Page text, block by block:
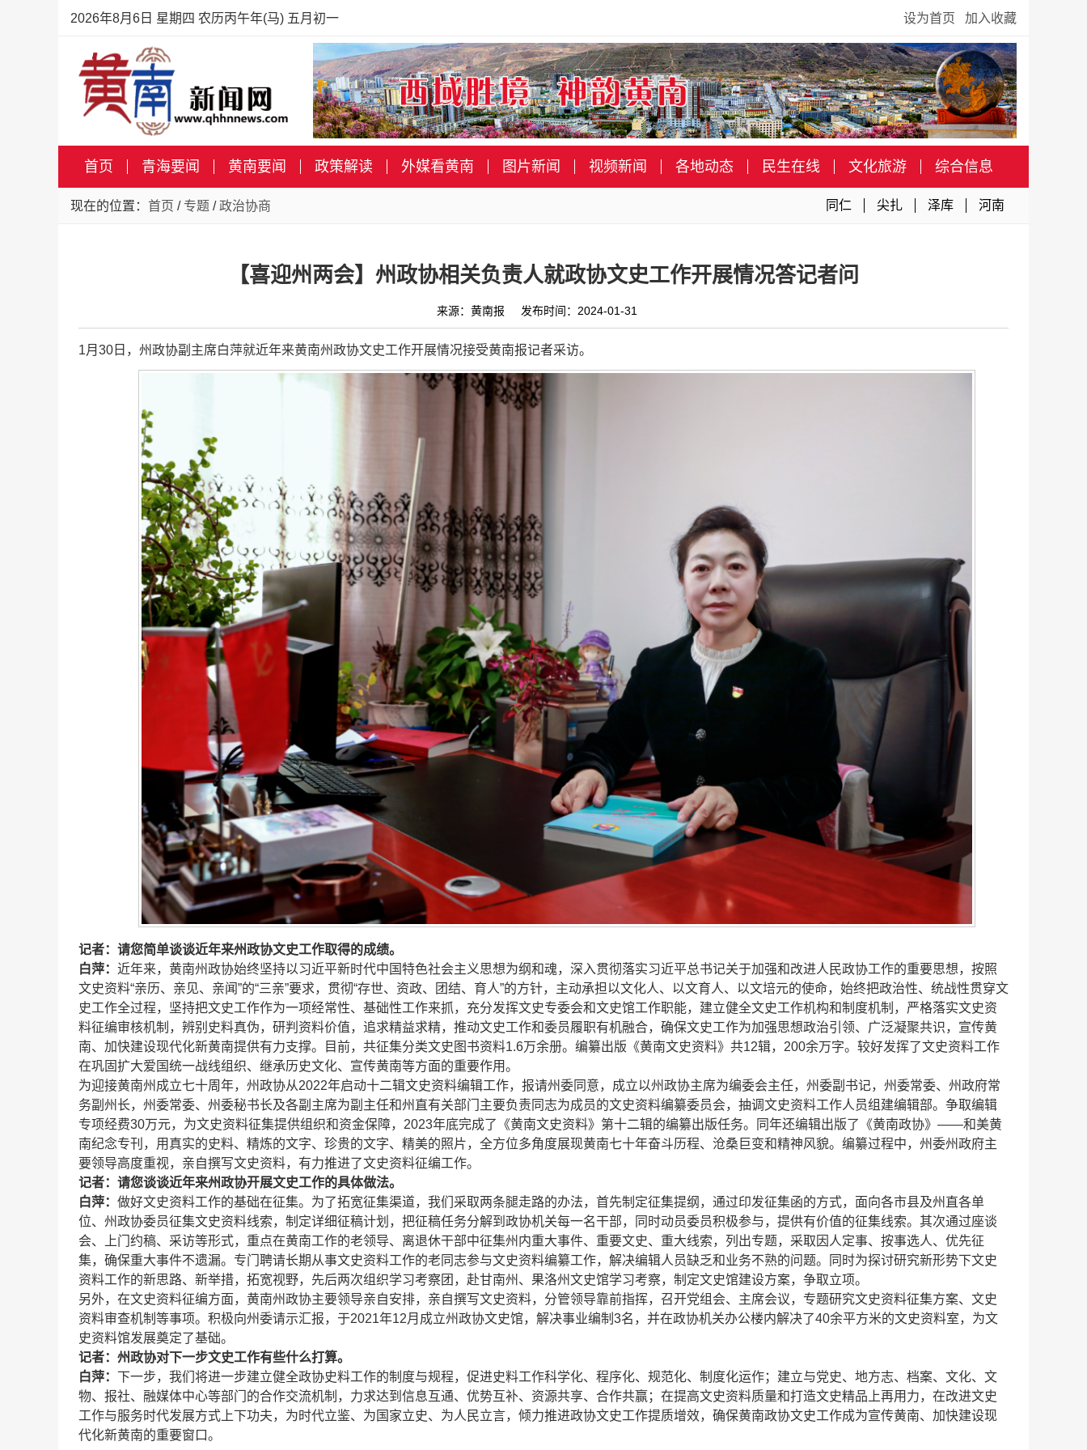
2026年8月6日 星期四 农历丙午年(马) 五月初一 设为首页 加入收藏
首页 青海要闻 黄南要闻 政策解读 外媒看黄南 图片新闻 视频新闻 各地动态 民生在线 文化旅游 综合信息
现在的位置： 首页 / 专题 /政治协商 同仁 尖扎 泽库 河南
【喜迎州两会】州政协相关负责人就政协文史工作开展情况答记者问
来源：黄南报 发布时间：2024-01-31
1月30日，州政协副主席白萍就近年来黄南州政协文史工作开展情况接受黄南报记者采访。
记者：请您简单谈谈近年来州政协文史工作取得的成绩。
白萍： 近年来，黄南州政协始终坚持以习近平新时代中国特色社会主义思想为纲和魂，深入贯彻落实习近平总书记关于加强和改进人民政协工作的重要思想，按照
文史资料“亲历、亲见、亲闻”的“三亲”要求，贯彻“存世、资政、团结、育人”的方针，主动承担以文化人、以文育人、以文培元的使命，始终把政治性、统战性贯穿文
史工作全过程，坚持把文史工作作为一项经常性、基础性工作来抓，充分发挥文史专委会和文史馆工作职能，建立健全文史工作机构和制度机制，严格落实文史资
料征编审核机制，辨别史料真伪，研判资料价值，追求精益求精，推动文史工作和委员履职有机融合，确保文史工作为加强思想政治引领、广泛凝聚共识，宣传黄
南、加快建设现代化新黄南提供有力支撑。目前，共征集分类文史图书资料1.6万余册。编纂出版《黄南文史资料》共12辑，200余万字。较好发挥了文史资料工作
在巩固扩大爱国统一战线组织、继承历史文化、宣传黄南等方面的重要作用。
为迎接黄南州成立七十周年，州政协从2022年启动十二辑文史资料编辑工作，报请州委同意，成立以州政协主席为编委会主任，州委副书记，州委常委、州政府常
务副州长，州委常委、州委秘书长及各副主席为副主任和州直有关部门主要负责同志为成员的文史资料编纂委员会，抽调文史资料工作人员组建编辑部。争取编辑
专项经费30万元，为文史资料征集提供组织和资金保障，2023年底完成了《黄南文史资料》第十二辑的编纂出版任务。同年还编辑出版了《黄南政协》——和美黄
南纪念专刊，用真实的史料、精炼的文字、珍贵的文字、精美的照片，全方位多角度展现黄南七十年奋斗历程、沧桑巨变和精神风貌。编纂过程中，州委州政府主
要领导高度重视，亲自撰写文史资料，有力推进了文史资料征编工作。
记者：请您谈谈近年来州政协开展文史工作的具体做法。
白萍： 做好文史资料工作的基础在征集。为了拓宽征集渠道，我们采取两条腿走路的办法，首先制定征集提纲，通过印发征集函的方式，面向各市县及州直各单
位、州政协委员征集文史资料线索，制定详细征稿计划，把征稿任务分解到政协机关每一名干部，同时动员委员积极参与，提供有价值的征集线索。其次通过座谈
会、上门约稿、采访等形式，重点在黄南工作的老领导、离退休干部中征集州内重大事件、重要文史、重大线索，列出专题，采取因人定事、按事选人、优先征
集，确保重大事件不遗漏。专门聘请长期从事文史资料工作的老同志参与文史资料编纂工作，解决编辑人员缺乏和业务不熟的问题。同时为探讨研究新形势下文史
资料工作的新思路、新举措，拓宽视野，先后两次组织学习考察团，赴甘南州、果洛州文史馆学习考察，制定文史馆建设方案，争取立项。
另外，在文史资料征编方面，黄南州政协主要领导亲自安排，亲自撰写文史资料，分管领导靠前指挥，召开党组会、主席会议，专题研究文史资料征集方案、文史
资料审查机制等事项。积极向州委请示汇报，于2021年12月成立州政协文史馆，解决事业编制3名，并在政协机关办公楼内解决了40余平方米的文史资料室，为文
史资料馆发展奠定了基础。
记者：州政协对下一步文史工作有些什么打算。
白萍： 下一步，我们将进一步建立健全政协史料工作的制度与规程，促进史料工作科学化、程序化、规范化、制度化运作；建立与党史、地方志、档案、文化、文
物、报社、融媒体中心等部门的合作交流机制，力求达到信息互通、优势互补、资源共享、合作共赢；在提高文史资料质量和打造文史精品上再用力，在改进文史
工作与服务时代发展方式上下功夫，为时代立鉴、为国家立史、为人民立言，倾力推进政协文史工作提质增效，确保黄南政协文史工作成为宣传黄南、加快建设现
代化新黄南的重要窗口。